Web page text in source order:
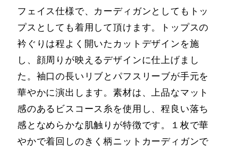
フェイス仕様で、カーディガンとしてもトッ
プスとしても着⽤して頂けます。トップスの
衿ぐりは程よく開いたカットデザインを施
し、顔周りが映えるデザインに仕上げまし
た。袖⼝の⻑いリブとパフスリーブが⼿元を
華やかに演出します。素材は、上品なマット
感のあるビスコース⽷を使⽤し、程良い落ち
感となめらかな肌触りが特徴です。１枚で華
やかで着回しのきく柄ニットカーディガンで